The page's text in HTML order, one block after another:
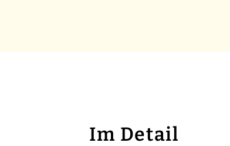
Im Detail